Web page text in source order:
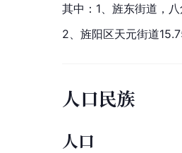
其中：1、旌东街道，
2、旌阳区天元街道
人口民族
人口